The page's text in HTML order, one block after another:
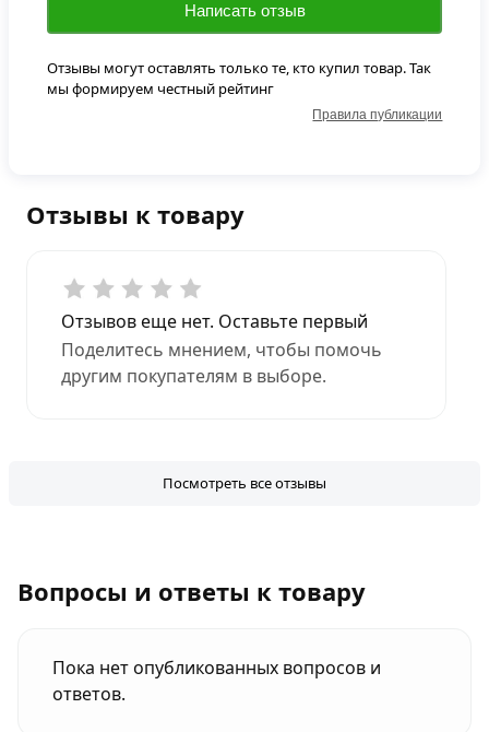
Отзывы к товару
Отзывов еще нет. Оставьте первый
Поделитесь мнением, чтобы помочь
другим покупателям в выборе.
Посмотреть все отзывы
Написать отзыв
Отзывы могут оставлять только те, кто купил товар. Так
мы формируем честный рейтинг
Правила публикации
Вопросы и ответы к товару
Пока нет опубликованных вопросов и
ответов.